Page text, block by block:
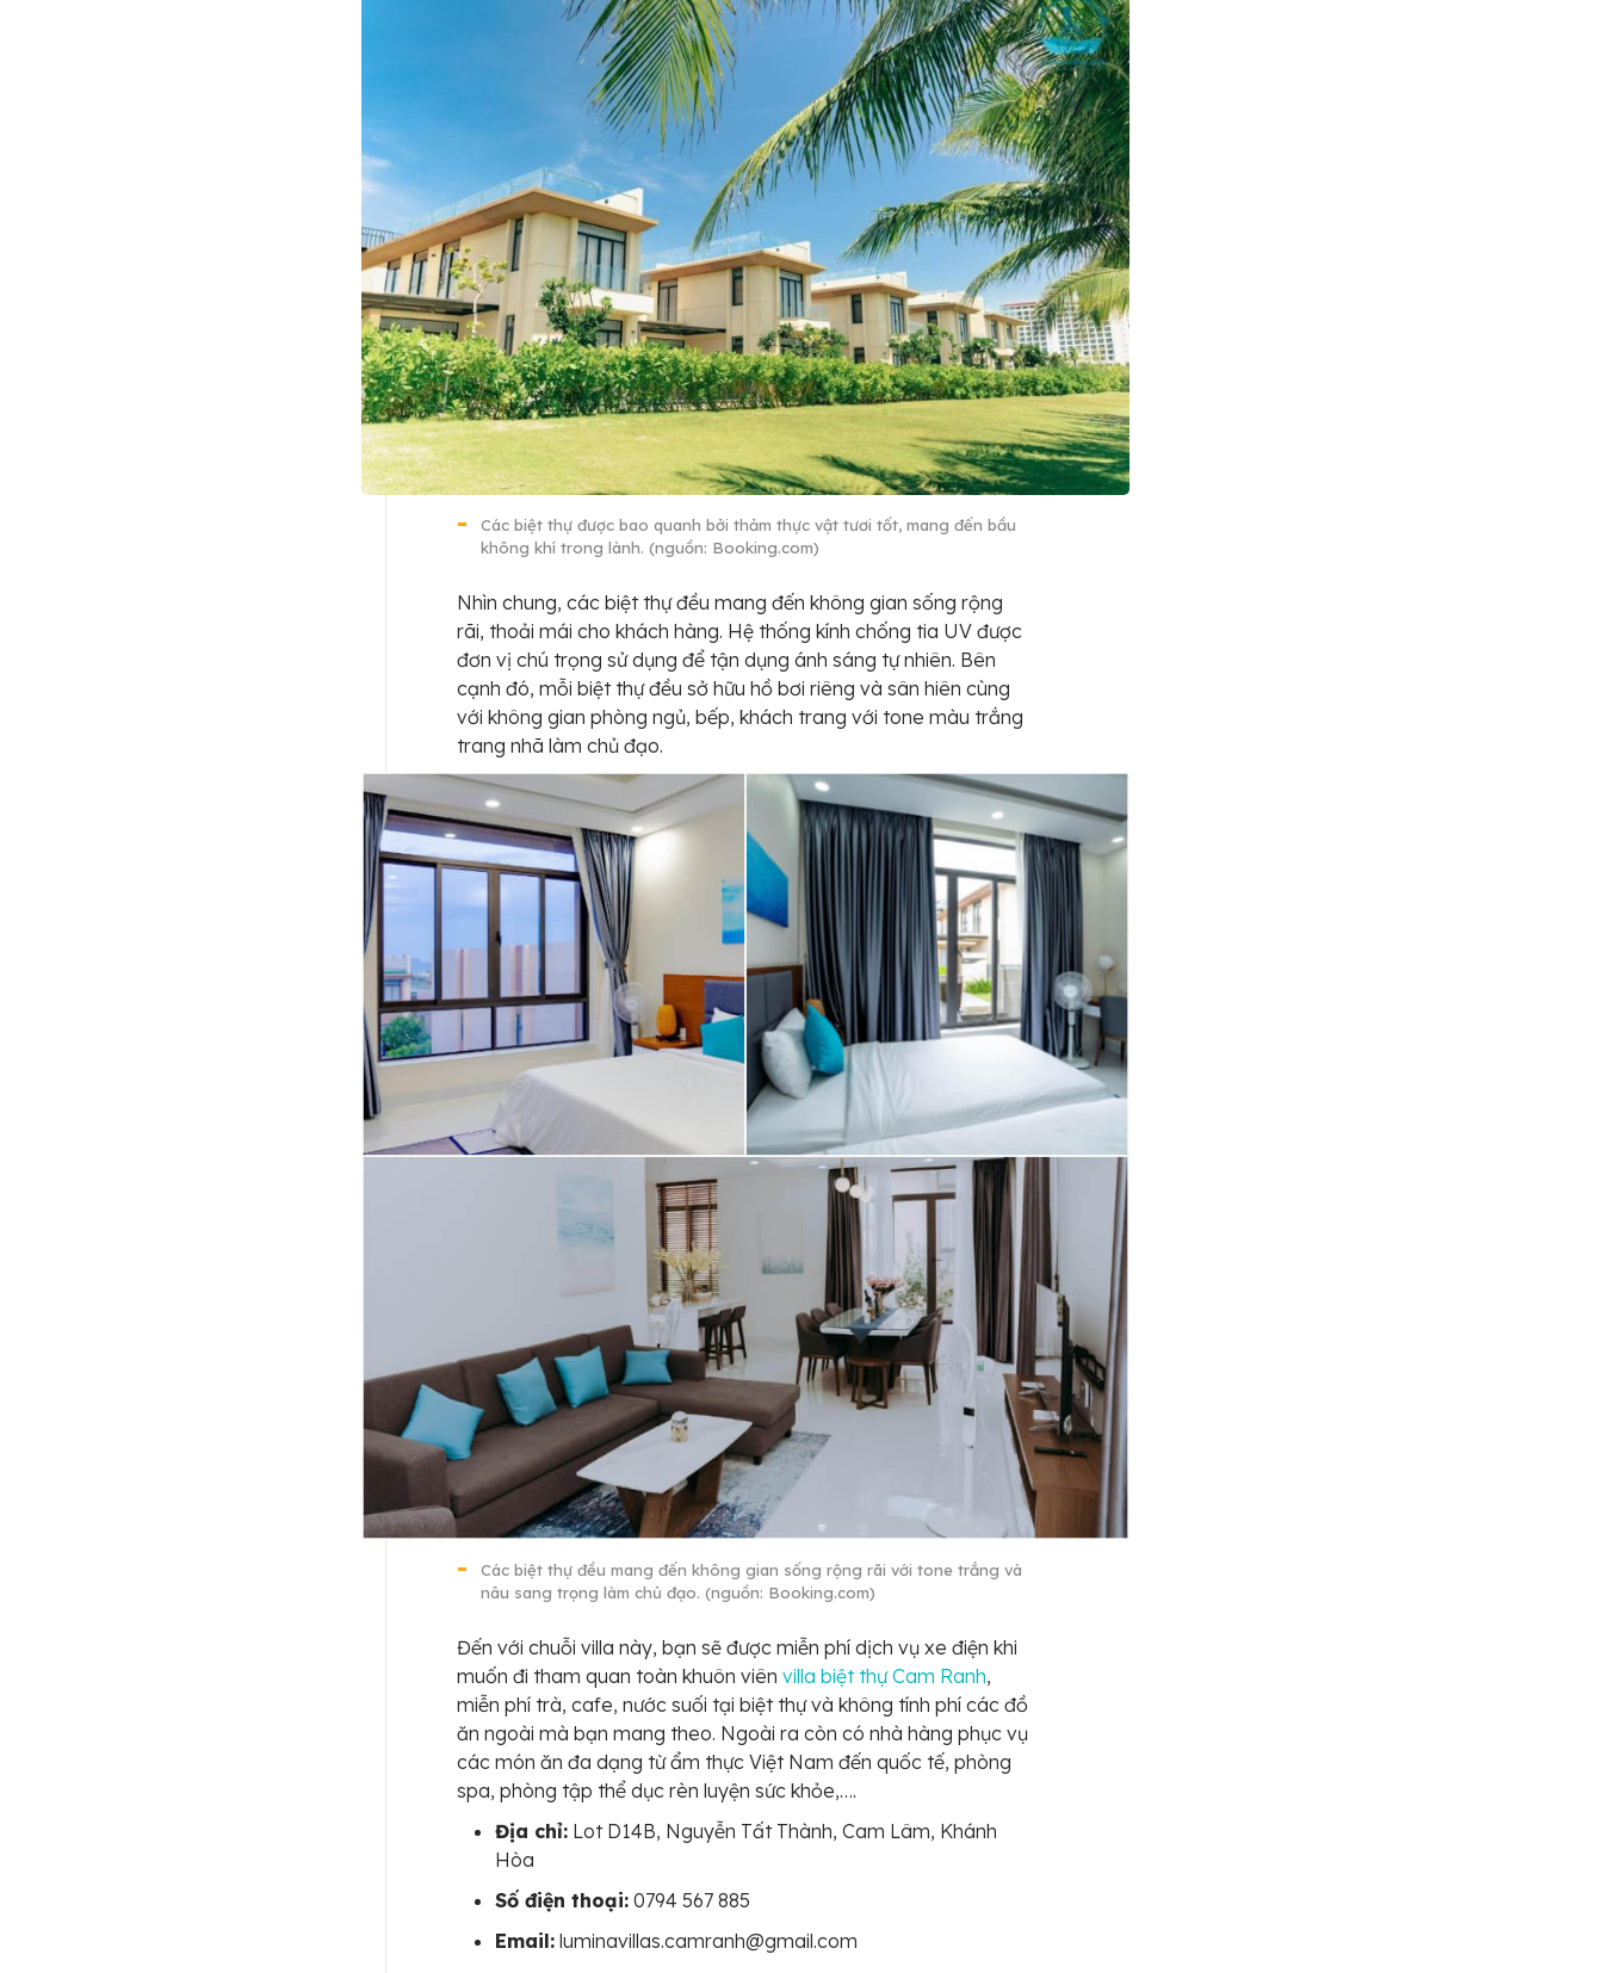
Các biệt thự được bao quanh bởi thảm thực vật tươi tốt, mang đến bầu
không khí trong lành. (nguồn: Booking.com)
Nhìn chung, các biệt thự đều mang đến không gian sống rộng
rãi, thoải mái cho khách hàng. Hệ thống kính chống tia UV được
đơn vị chú trọng sử dụng để tận dụng ánh sáng tự nhiên. Bên
cạnh đó, mỗi biệt thự đều sở hữu hồ bơi riêng và sân hiên cùng
với không gian phòng ngủ, bếp, khách trang với tone màu trắng
trang nhã làm chủ đạo.
Các biệt thự đều mang đến không gian sống rộng rãi với tone trắng và
nâu sang trọng làm chủ đạo. (nguồn: Booking.com)
Đến với chuỗi villa này, bạn sẽ được miễn phí dịch vụ xe điện khi
muốn đi tham quan toàn khuôn viênvilla biệt thự Cam Ranh,
miễn phí trà, cafe, nước suối tại biệt thự và không tính phí các đồ
ăn ngoài mà bạn mang theo. Ngoài ra còn có nhà hàng phục vụ
các món ăn đa dạng từ ẩm thực Việt Nam đến quốc tế, phòng
spa, phòng tập thể dục rèn luyện sức khỏe,….
Địa chỉ: Lot D14B, Nguyễn Tất Thành, Cam Lâm, Khánh
Hòa
Số điện thoại: 0794 567 885
Email: luminavillas.camranh@gmail.com